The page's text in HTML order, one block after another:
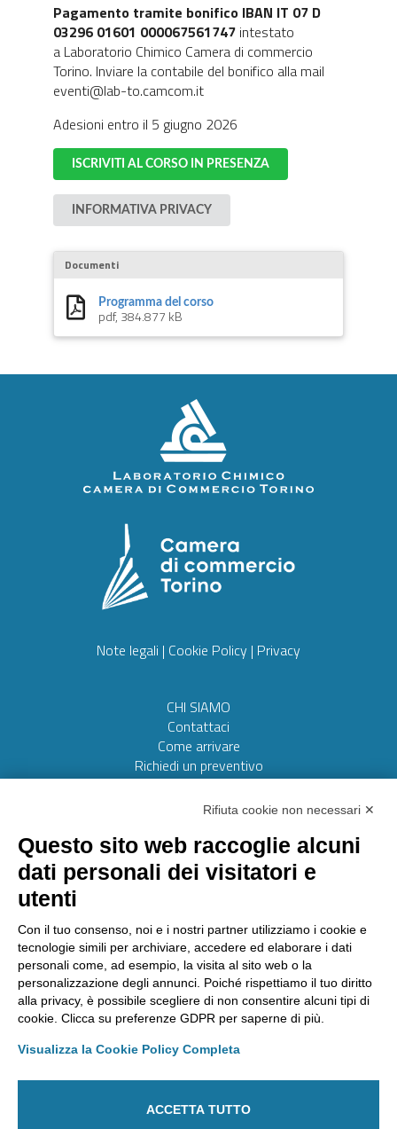
Pagamento tramite bonifico IBAN IT 07 D
03296 01601 000067561747 intestato
a Laboratorio Chimico Camera di commercio
Torino. Inviare la contabile del bonifico alla mail
eventi@lab-to.camcom.it
Adesioni entro il 5 giugno 2026
ISCRIVITI AL CORSO IN PRESENZA
INFORMATIVA PRIVACY
Documenti
Programma del corso
pdf, 384.877 kB
Note legali | Cookie Policy | Privacy
CHI SIAMO
Contattaci
Come arrivare
Richiedi un preventivo
Web realizzato da:Otto srl
AMMINISTRAZIONE TRASPARENTE
Segnalazioni
Laboratorio Chimico Camera di commercio Torino
Via Ventimiglia, 165 - 10127 Torino
Tel011 6700111Fax011 6700100
E-mail labchim@lab-to.camcom.it
Rifiuta cookie non necessari ✕
Questo sito web raccoglie alcuni
dati personali dei visitatori e
utenti
Con il tuo consenso, noi e i nostri partner utilizziamo i cookie e
tecnologie simili per archiviare, accedere ed elaborare i dati
personali come, ad esempio, la visita al sito web o la
personalizzazione degli annunci. Poiché rispettiamo il tuo diritto
alla privacy, è possibile scegliere di non consentire alcuni tipi di
cookie. Clicca su preferenze GDPR per saperne di più.
Visualizza la Cookie Policy Completa
ACCETTA TUTTO